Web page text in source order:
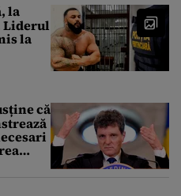
la
Liderul
la
că